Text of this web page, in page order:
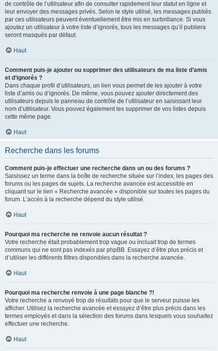
de contrôle de l’utilisateur afin de consulter rapidement leur statut en ligne et
leur envoyer des messages privés. Selon le style utilisé, les messages publiés
par ces utilisateurs peuvent éventuellement être mis en surbrillance. Si vous
ajoutez un utilisateur à votre liste d’ignorés, tous les messages qu’il publiera
seront masqués par défaut.
Haut
Comment puis-je ajouter ou supprimer des utilisateurs de ma liste d’amis
et d’ignorés ?
Dans chaque profil d’utilisateurs, un lien vous permet de les ajouter à votre
liste d’amis ou d’ignorés. De même, vous pouvez ajouter directement des
utilisateurs depuis le panneau de contrôle de l’utilisateur en saisissant leur
nom d’utilisateur. Vous pouvez également les supprimer de vos listes depuis
cette même page.
Haut
Recherche dans les forums
Comment puis-je effectuer une recherche dans un ou des forums ?
Saisissez un terme dans la boîte de recherche située sur l’index, les pages des
forums ou les pages de sujets. La recherche avancée est accessible en
cliquant sur le lien « Recherche avancée » disponible sur toutes les pages du
forum. L’accès à la recherche dépend du style utilisé.
Haut
Pourquoi ma recherche ne renvoie aucun résultat ?
Votre recherche était probablement trop vague ou incluait trop de termes
communs qui ne sont pas indexés par phpBB. Essayez d’être plus précis et
d’utiliser les différents filtres disponibles dans la recherche avancée.
Haut
Pourquoi ma recherche renvoie à une page blanche ?!
Votre recherche a renvoyé trop de résultats pour que le serveur puisse les
afficher. Utilisez la recherche avancée et essayez d’être plus précis dans les
termes employés et dans la sélection des forums dans lesquels vous souhaitez
effectuer une recherche.
Haut